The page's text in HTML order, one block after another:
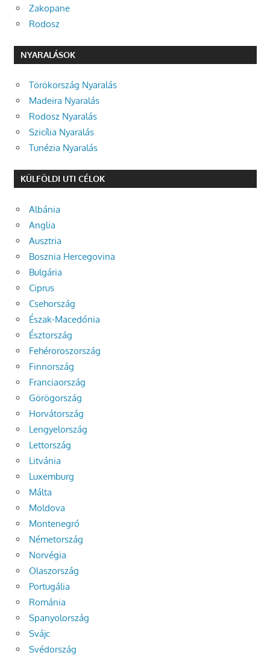
Zakopane
Rodosz
NYARALÁSOK
Törökország Nyaralás
Madeira Nyaralás
Rodosz Nyaralás
Szicília Nyaralás
Tunézia Nyaralás
KÜLFÖLDI UTI CÉLOK
Albánia
Anglia
Ausztria
Bosznia Hercegovina
Bulgária
Ciprus
Csehország
Észak-Macedónia
Észtország
Fehéroroszország
Finnország
Franciaország
Görögország
Horvátország
Lengyelország
Lettország
Litvánia
Luxemburg
Málta
Moldova
Montenegró
Németország
Norvégia
Olaszország
Portugália
Románia
Spanyolország
Svájc
Svédország